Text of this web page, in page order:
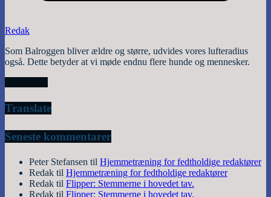
Redak
Som Balroggen bliver ældre og større, udvides vores lufteradius
også. Dette betyder at vi møde endnu flere hunde og mennesker.
Translate
Seneste kommentarer
Peter Stefansen til Hjemmetræning for fedtholdige redaktører
Redak til Hjemmetræning for fedtholdige redaktører
Redak til Flipper: Stemmerne i hovedet tav.
Redak til Flipper: Stemmerne i hovedet tav.